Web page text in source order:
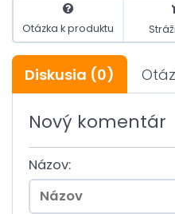
Otázka k produktu
Diskusia (0)
Nový komentár
Názov: